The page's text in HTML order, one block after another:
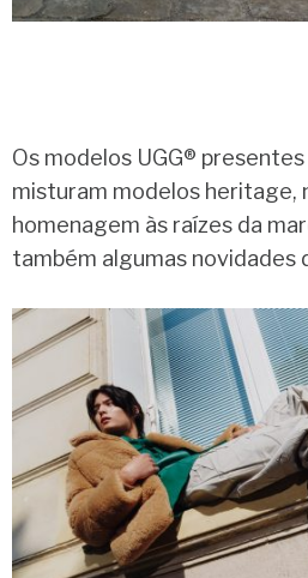
Os modelos UGG®
misturam modelos heritage,
homenagem às raízes da
também algumas novidades